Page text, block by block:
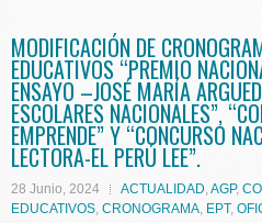
MODIFICACIÓN DE
EDUCATIVOS “PREMIO
ENSAYO –JOSÉ MARÍA
ESCOLARES NACIONALES”,
EMPRENDE” Y “CONCURSO
LECTORA-EL PERÚ LEE”.
28 Junio, 2024 ACTUALIDAD,AGP,
EDUCATIVOS, CRONOGRAMA, EPT,